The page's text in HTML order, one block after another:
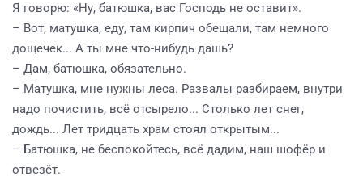
Я говорю: «Ну, батюшка, вас Господь не оставит».
– Вот, матушка, еду, там кирпич обещали, там немного
дощечек... А ты мне что-нибудь дашь?
– Дам, батюшка, обязательно.
– Матушка, мне нужны леса. Развалы разбираем, внутри
надо почистить, всё отсырело... Столько лет снег,
дождь... Лет тридцать храм стоял открытым...
– Батюшка, не беспокойтесь, всё дадим, наш шофёр и
отвезёт.